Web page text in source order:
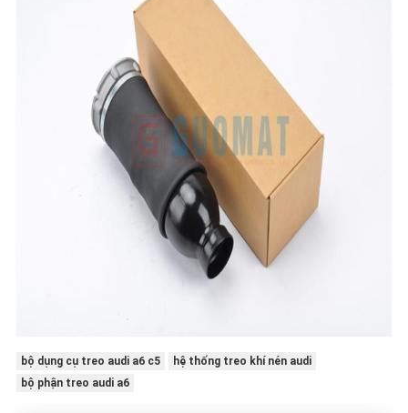
bộ dụng cụ treo audi a6 c5
hệ thống treo khí nén audi
bộ phận treo audi a6